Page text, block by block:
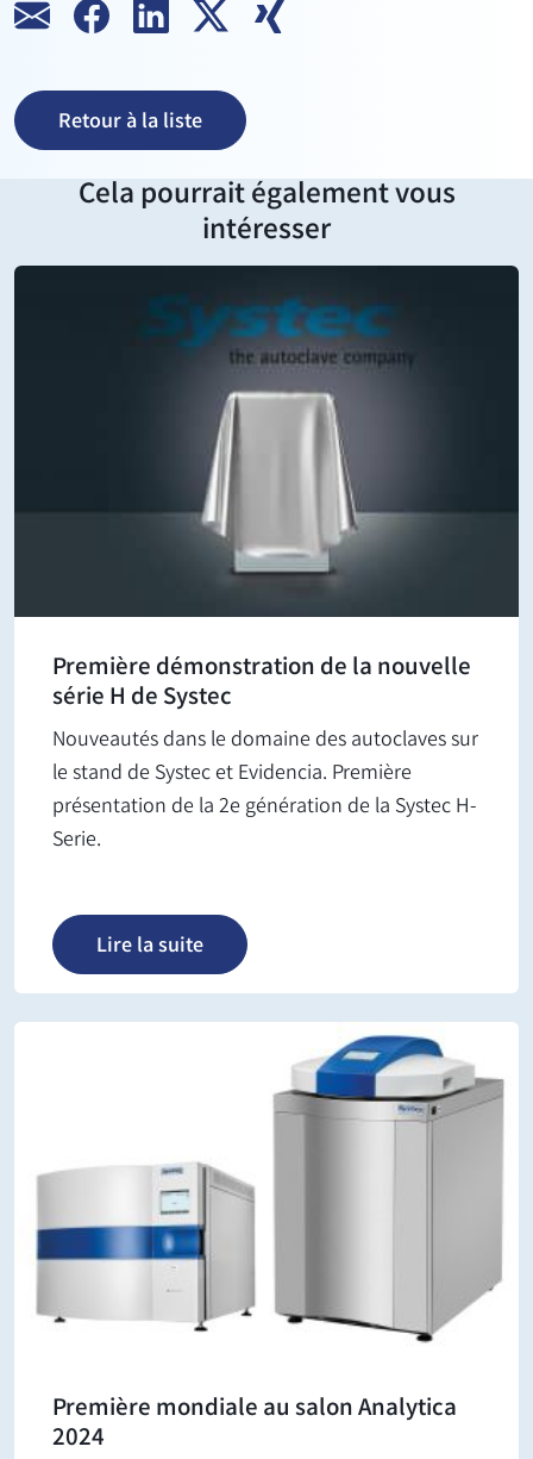
Retour à la liste
Cela pourrait également vous
intéresser
Première démonstration de la nouvelle
série H de Systec
Nouveautés dans le domaine des autoclaves sur
le stand de Systec et Evidencia. Première
présentation de la 2e génération de la Systec H-
Serie.
Lire la suite
Première mondiale au salon Analytica
2024